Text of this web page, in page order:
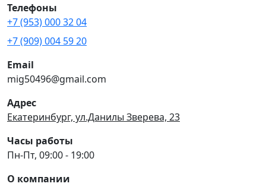
Телефоны
+7 (953) 000 32 04
+7 (909) 004 59 20
Email
mig50496@gmail.com
Адрес
Екатеринбург, ул.Данилы Зверева, 23
Часы работы
Пн-Пт, 09:00 - 19:00
О компании